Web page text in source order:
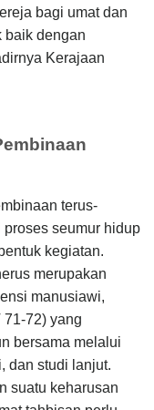
bagi umat dan
baik dengan
Kerajaan
terus-
seumur hidup
kegiatan.
merupakan
manusiawi,
72) yang
bersama melalui
dan studi lanjut.
suatu keharusan